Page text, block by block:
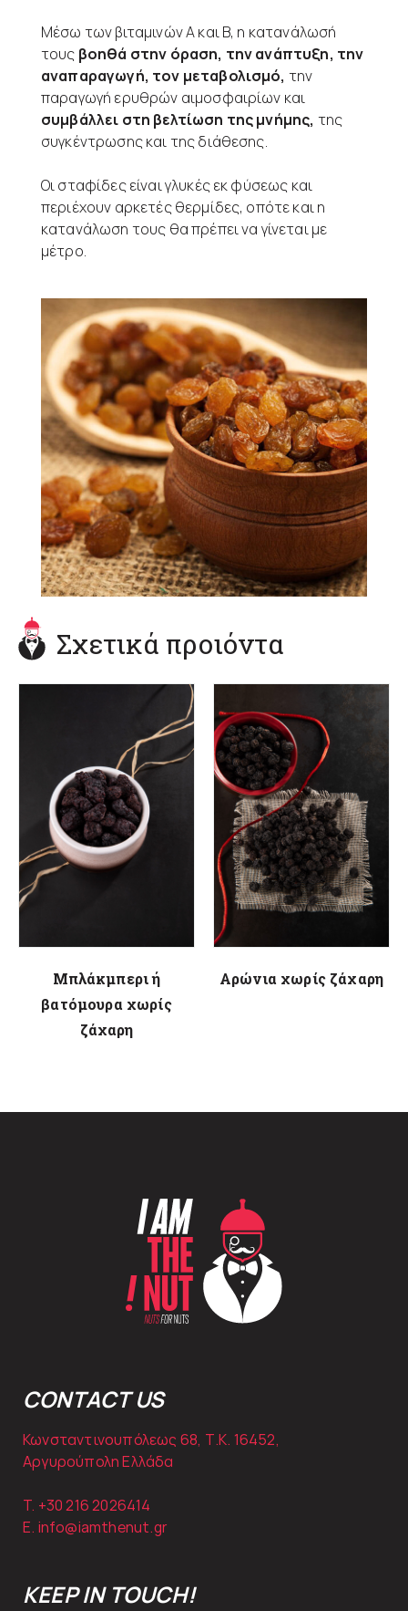
Μέσω των βιταμινών Α και Β, η κατανάλωσή
τους βοηθά στην όραση, την ανάπτυξη, την
αναπαραγωγή, τον μεταβολισμό, την
παραγωγή ερυθρών αιμοσφαιρίων και
συμβάλλει στη βελτίωση της μνήμης, της
συγκέντρωσης και της διάθεσης.
Οι σταφίδες είναι γλυκές εκ φύσεως και
περιέχουν αρκετές θερμίδες, οπότε και η
κατανάλωση τους θα πρέπει να γίνεται με
μέτρο.
Σχετικά προιόντα
Μπλάκμπερι ή
βατόμουρα χωρίς
ζάχαρη
Αρώνια χωρίς ζάχαρη
CONTACT US
Κωνσταντινουπόλεως 68, Τ.Κ. 16452,
Αργυρούπολη Ελλάδα
T. +30216 2026414
E. info@iamthenut.gr
KEEP IN TOUCH!